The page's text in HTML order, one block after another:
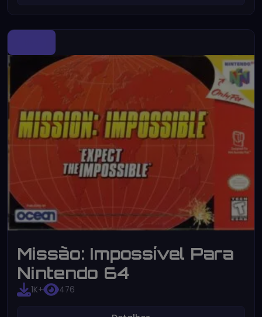
Missão: Impossível Para
Nintendo 64
1K+ 476